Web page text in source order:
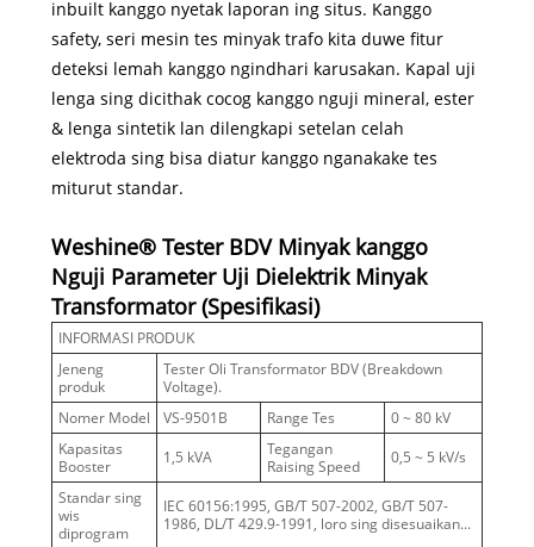
inbuilt kanggo nyetak laporan ing situs. Kanggo
safety, seri mesin tes minyak trafo kita duwe fitur
deteksi lemah kanggo ngindhari karusakan. Kapal uji
lenga sing dicithak cocog kanggo nguji mineral, ester
& lenga sintetik lan dilengkapi setelan celah
elektroda sing bisa diatur kanggo nganakake tes
miturut standar.
Weshine® Tester BDV Minyak kanggo
Nguji Parameter Uji Dielektrik Minyak
Transformator (Spesifikasi)
INFORMASI PRODUK
Jeneng
produk
Tester Oli Transformator BDV (Breakdown
Voltage).
Nomer Model
VS-9501B Range Tes
0 ~ 80 kV
Kapasitas
Booster
1,5 kVA
Tegangan
Raising Speed
0,5 ~ 5 kV/s
Standar sing
wis
diprogram
IEC 60156:1995, GB/T 507-2002, GB/T 507-
1986, DL/T 429.9-1991, loro sing disesuaikan...